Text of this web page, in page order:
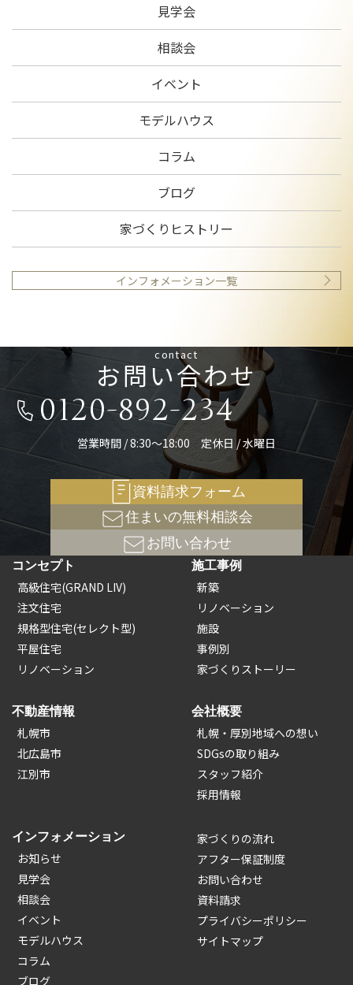
見学会
相談会
イベント
モデルハウス
コラム
ブログ
家づくりヒストリー
インフォメーション一覧
contact
お問い合わせ
0120-892-234
営業時間 / 8:30～18:00 定休日 / 水曜日
資料請求フォーム
住まいの無料相談会
お問い合わせ
コンセプト
高級住宅(GRAND LIV)
注文住宅
規格型住宅(セレクト型)
平屋住宅
リノベーション
施工事例
新築
リノベーション
施設
事例別
家づくりストーリー
不動産情報
札幌市
北広島市
江別市
会社概要
札幌・厚別地域への想い
SDGsの取り組み
スタッフ紹介
採用情報
インフォメーション
お知らせ
見学会
相談会
イベント
モデルハウス
コラム
ブログ
家づくりの流れ
アフター保証制度
お問い合わせ
資料請求
プライバシーポリシー
サイトマップ